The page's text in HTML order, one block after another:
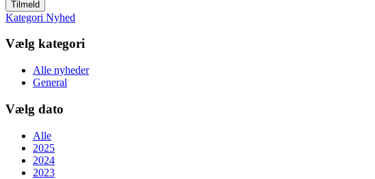
Tilmeld
Kategori Nyhed
Vælg kategori
Alle nyheder
General
Vælg dato
Alle
2025
2024
2023